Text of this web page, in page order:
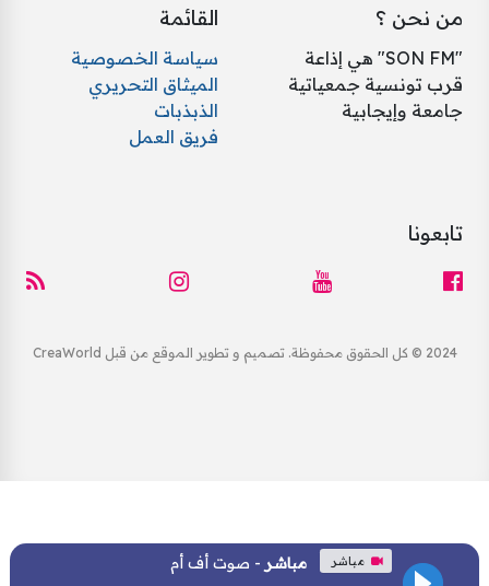
من نحن ؟
"SON FM" هي إذاعة
قرب تونسية جمعياتية
جامعة وإيجابية
القائمة
سياسة الخصوصية
الميثاق التحريري
الذبذبات
فريق العمل
تابعونا
2024 © كل الحقوق محفوظة. تصميم و تطوير الموقع من قبل CreaWorld
مباشر مباشر - صوت أف أم